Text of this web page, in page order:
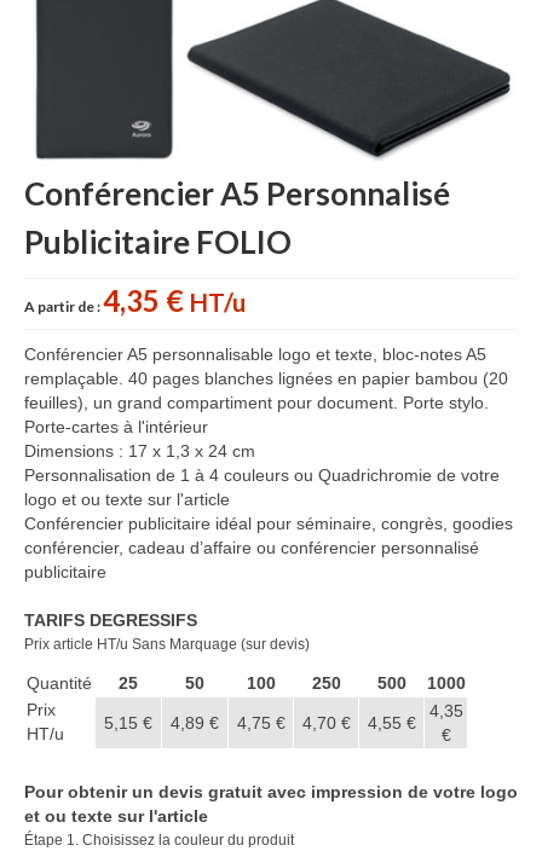
Conférencier A5 Personnalisé
Publicitaire FOLIO
A partir de :4,35 € HT/u
Conférencier A5 personnalisable logo et texte, bloc-notes A5
remplaçable. 40 pages blanches lignées en papier bambou (20
feuilles), un grand compartiment pour document. Porte stylo.
Porte-cartes à l'intérieur
Dimensions : 17 x 1,3 x 24 cm
Personnalisation de 1 à 4 couleurs ou Quadrichromie de votre
logo et ou texte sur l'article
Conférencier publicitaire idéal pour séminaire, congrès, goodies
conférencier, cadeau d’affaire ou conférencier personnalisé
publicitaire
TARIFS DEGRESSIFS
Prix article HT/u Sans Marquage (sur devis)
Quantité 25 50 100 250 500
1000
Prix
HT/u
5,15 € 4,89 € 4,75 € 4,70 € 4,55 €
4,35
€
Pour obtenir un devis gratuit avec impression de votre logo
et ou texte sur l'article
Étape 1. Choisissez la couleur du produit